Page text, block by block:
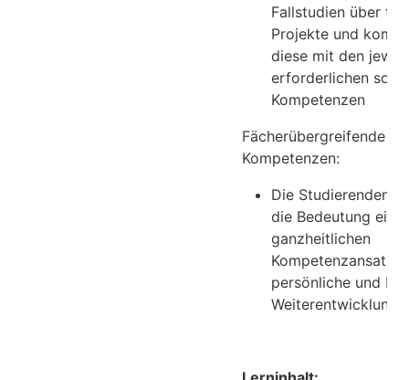
Fallstudien über
Projekte und
diese mit den
erforderlichen
Kompetenzen
Fächerübergreifende
Kompetenzen:
Die Studierenden
die Bedeutung
ganzheitlichen
persönliche und
Weiterentwicklung